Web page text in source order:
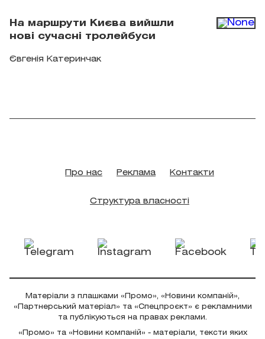
На маршрути Києва вийшли
нові сучасні тролейбуси
Євгенія Катеринчак
Про нас Реклама Контакти
Структура власності
Матеріали з плашками «Промо», «Новини компаній»,
«Партнерський матеріал» та «Спецпроєкт» є рекламними
та публікуються на правах реклами.
«Промо» та «Новини компаній» - матеріали, тексти яких